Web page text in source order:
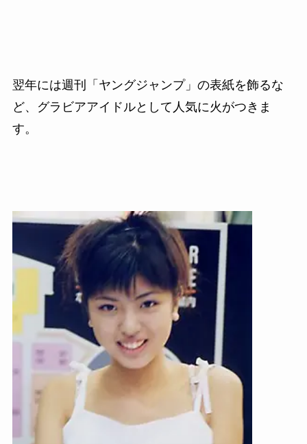
翌年には週刊「ヤングジャンプ」の表紙を飾るな
ど、
グラビアアイドルとして人気に火がつきま
す。